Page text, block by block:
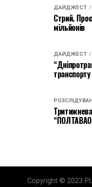
ДАЙДЖЕСТ
Стрий.
мільйонів
ДАЙДЖЕСТ
Copyright © 2023